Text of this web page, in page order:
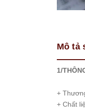
Jimi
Jimi
Mô tả
1/
+
+ Chất